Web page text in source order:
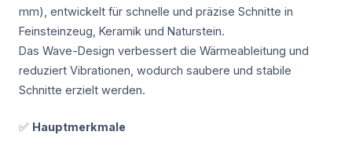
mm), entwickelt für schnelle und präzise Schnitte in
Feinsteinzeug, Keramik und Naturstein.
Das Wave-Design verbessert die Wärmeableitung und
reduziert Vibrationen, wodurch saubere und stabile
Schnitte erzielt werden.
✅ Hauptmerkmale